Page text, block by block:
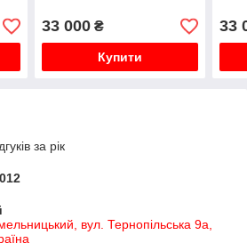
33 000₴
Купити
33
за рік
вул. Тернопільська 9а,